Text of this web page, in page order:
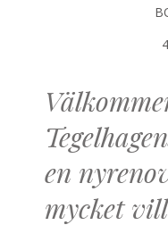
en
mycket